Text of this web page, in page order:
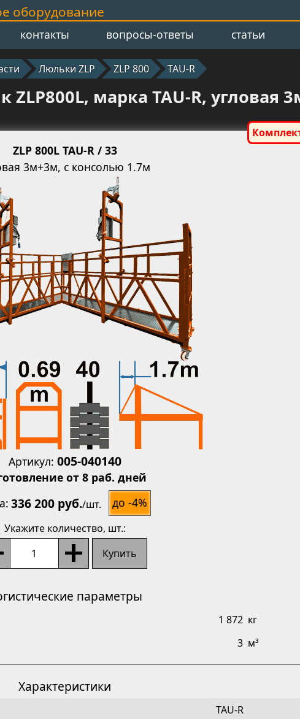
оборудование
контакты вопросы-ответы статьи
Люльки ZLP ZLP 800 TAU-R
марка TAU-R, угловая
ZLP 800L TAU-R / 33
3м+3м, с консолью 1.7м
Увеличить
Артикул: 005-040140
от 8 раб. дней
336 200 руб./шт. до -4%
Укажите количество, шт.:
Купить
параметры
1 872 кг
3 м³
Характеристики
TAU-R